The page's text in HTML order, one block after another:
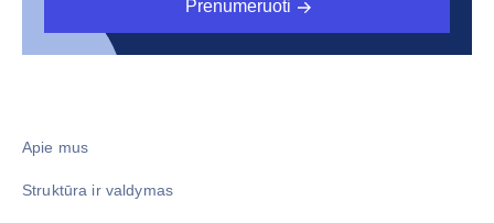
Prenumeruoti
Apie mus
Struktūra ir valdymas